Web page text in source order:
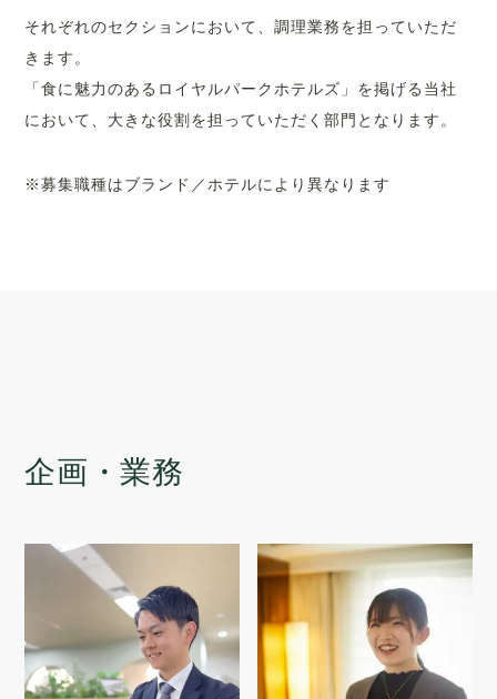
それぞれのセクションにおいて、調理業務を担っていただ
きます。
「食に魅力のあるロイヤルパークホテルズ」を掲げる当社
において、大きな役割を担っていただく部門となります。
※募集職種はブランド／ホテルにより異なります
企画・業務